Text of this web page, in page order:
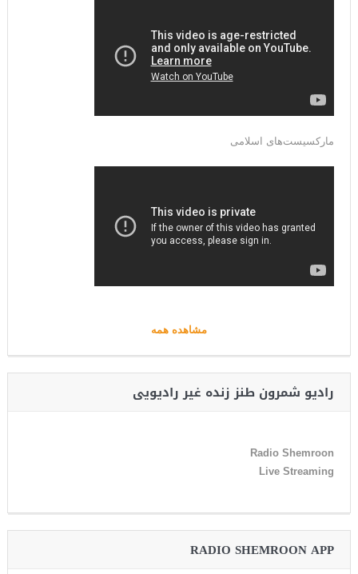
مارکسیست‌های اسلامی
مشاهده همه
رادیو شمرون طنز زنده غیر رادیویی
Radio Shemroon
Live Streaming
RADIO SHEMROON APP